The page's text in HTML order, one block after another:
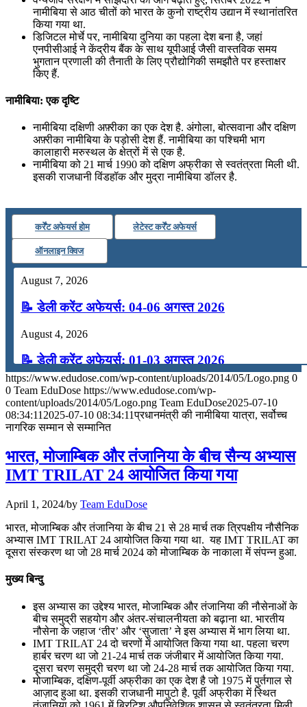
नामीबिया से आठ चीतों को भारत के कुनो राष्ट्रीय उद्यान में स्थानांतरित
किया गया था.
डिजिटल मोर्चे पर, नामीबिया दुनिया का पहला देश बना है, जहां
एनपीसीआई ने केंद्रीय बैंक के साथ यूपीआई जैसी वास्तविक समय
भुगतान प्रणाली की तैनाती के लिए प्रौद्योगिकी समझौते पर हस्ताक्षर
किए हैं.
नामीबिया: एक दृष्टि
नामीबिया दक्षिणी अफ़्रीका का एक देश है. अंगोला, बोत्सवाना और दक्षिण
अफ़्रीका नामीबिया के पड़ोसी देश हैं. नामीबिया का पश्चिमी भाग
कालाहारी मरुस्थल के क्षेत्रों में से एक है.
नामीबिया को 21 मार्च 1990 को दक्षिण अफ्रीका से स्वतंत्रता मिली थी.
इसकी राजधानी विंडहॉक और मुद्रा नामीबिया डॉलर है.
कर्रेंट अफेयर्स होम लेटेस्ट कर्रेंट अफेयर्स
ऑनलाइन क्विज
August 7, 2026
📝 डेली करेंट अफेयर्स: 04-06 अगस्त 2026
August 4, 2026
📝 डेली करेंट अफेयर्स: 01-03 अगस्त 2026
July 31, 2026
📝 डेली करेंट अफेयर्स: 28-31 जुलाई 2026
📝 डेली करेंट अफेयर्स: 25-27 जुलाई 2026
📝 डेली करेंट अफेयर्स: 22-24 जुलाई 2026
July 22, 2026
📝 डेली करेंट अफेयर्स: 19-21 जुलाई 2026
📝 डेली करेंट अफेयर्स: 16-18 जुलाई 2026
https://www.edudose.com/wp-content/uploads/2014/05/Logo.png 0
0 Team EduDose https://www.edudose.com/wp-
content/uploads/2014/05/Logo.png Team EduDose2025-07-10
08:34:11 2025-07-10 08:34:11प्रधानमंत्री की नामीबिया यात्रा, सर्वोच्च
नागरिक सम्मान से सम्मानित
भारत, मोजाम्बिक और तंजानिया के बीच सैन्य अभ्यास
IMT TRILAT 24 आयोजित किया गया
April 1, 2024/by Team EduDose
भारत, मोजाम्बिक और तंजानिया के बीच 21 से 28 मार्च तक त्रिपक्षीय नौसैनिक
अभ्यास IMT TRILAT 24 आयोजित किया गया था. यह IMT TRILAT का
दूसरा संस्करण था जो 28 मार्च 2024 को मोजाम्बिक के नाकाला में संपन्न हुआ.
मुख्य बिन्दु
इस अभ्यास का उद्देश्य भारत, मोजाम्बिक और तंजानिया की नौसेनाओं के
बीच समुद्री सहयोग और अंतर-संचालनीयता को बढ़ाना था. भारतीय
नौसेना के जहाज ‘तीर’ और ‘सुजाता’ ने इस अभ्यास में भाग लिया था.
IMT TRILAT 24 दो चरणों में आयोजित किया गया था. पहला चरण
हार्बर चरण था जो 21-24 मार्च तक जंजीबार में आयोजित किया गया.
दूसरा चरण समुद्री चरण था जो 24-28 मार्च तक आयोजित किया गया.
मोजाम्बिक, दक्षिण-पूर्वी अफ्रीका का एक देश है जो 1975 में पुर्तगाल से
आज़ाद हुआ था. इसकी राजधानी मापुटो है. पूर्वी अफ्रीका में स्थित